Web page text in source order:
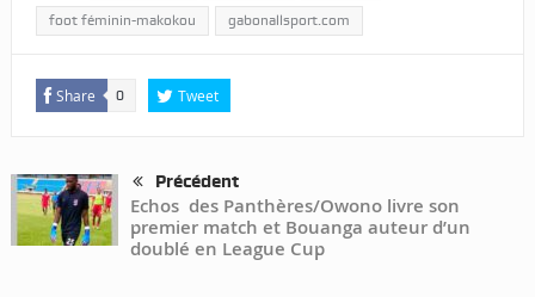
foot féminin-makokou gabonallsport.com
Share 0 Tweet
Précédent
Echos des Panthères/Owono livre son
premier match et Bouanga auteur d’un
doublé en League Cup